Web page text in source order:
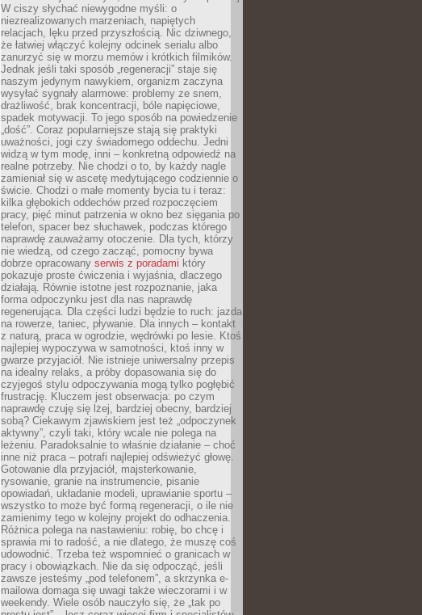
W ciszy słychać niewygodne myśli: o
niezrealizowanych marzeniach, napiętych
relacjach, lęku przed przyszłością. Nic dziwnego,
że łatwiej włączyć kolejny odcinek serialu albo
zanurzyć się w morzu memów i krótkich filmików.
Jednak jeśli taki sposób „regeneracji” staje się
naszym jedynym nawykiem, organizm zaczyna
wysyłać sygnały alarmowe: problemy ze snem,
drażliwość, brak koncentracji, bóle napięciowe,
spadek motywacji. To jego sposób na powiedzenie
„dość”. Coraz popularniejsze stają się praktyki
uważności, jogi czy świadomego oddechu. Jedni
widzą w tym modę, inni – konkretną odpowiedź na
realne potrzeby. Nie chodzi o to, by każdy nagle
zamieniał się w ascetę medytującego codziennie o
świcie. Chodzi o małe momenty bycia tu i teraz:
kilka głębokich oddechów przed rozpoczęciem
pracy, pięć minut patrzenia w okno bez sięgania po
telefon, spacer bez słuchawek, podczas którego
naprawdę zauważamy otoczenie. Dla tych, którzy
nie wiedzą, od czego zacząć, pomocny bywa
dobrze opracowany serwis z poradami który
pokazuje proste ćwiczenia i wyjaśnia, dlaczego
działają. Równie istotne jest rozpoznanie, jaka
forma odpoczynku jest dla nas naprawdę
regenerująca. Dla części ludzi będzie to ruch: jazda
na rowerze, taniec, pływanie. Dla innych – kontakt
z naturą, praca w ogrodzie, wędrówki po lesie. Ktoś
najlepiej wypoczywa w samotności, ktoś inny w
gwarze przyjaciół. Nie istnieje uniwersalny przepis
na idealny relaks, a próby dopasowania się do
czyjegoś stylu odpoczywania mogą tylko pogłębić
frustrację. Kluczem jest obserwacja: po czym
naprawdę czuję się lżej, bardziej obecny, bardziej
sobą? Ciekawym zjawiskiem jest też „odpoczynek
aktywny”, czyli taki, który wcale nie polega na
leżeniu. Paradoksalnie to właśnie działanie – choć
inne niż praca – potrafi najlepiej odświeżyć głowę.
Gotowanie dla przyjaciół, majsterkowanie,
rysowanie, granie na instrumencie, pisanie
opowiadań, układanie modeli, uprawianie sportu –
wszystko to może być formą regeneracji, o ile nie
zamienimy tego w kolejny projekt do odhaczenia.
Różnica polega na nastawieniu: robię, bo chcę i
sprawia mi to radość, a nie dlatego, że muszę coś
udowodnić. Trzeba też wspomnieć o granicach w
pracy i obowiązkach. Nie da się odpocząć, jeśli
zawsze jesteśmy „pod telefonem”, a skrzynka e-
mailowa domaga się uwagi także wieczorami i w
weekendy. Wiele osób nauczyło się, że „tak po